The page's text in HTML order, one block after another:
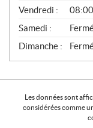
Vendredi :
Samedi :
Dimanche :
Les données sont
considérées comme